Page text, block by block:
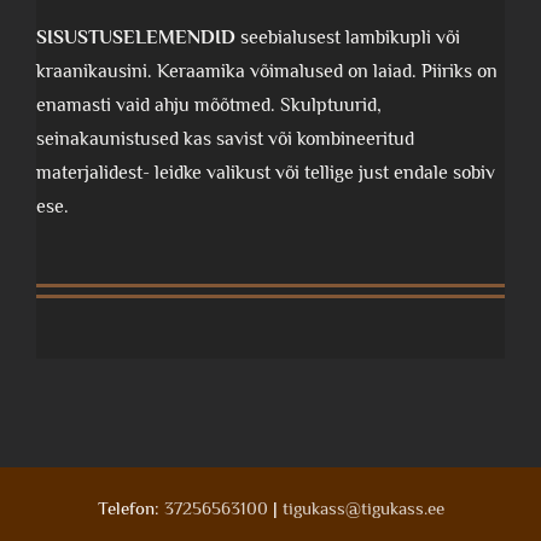
SISUSTUSELEMENDIDseebialusest lambikupli või
kraanikausini. Keraamika võimalused on laiad. Piiriks on
enamasti vaid ahju mõõtmed. Skulptuurid,
seinakaunistused kas savist või kombineeritud
materjalidest- leidke valikust või tellige just endale sobiv
ese.
Telefon: 37256563100 | tigukass@tigukass.ee